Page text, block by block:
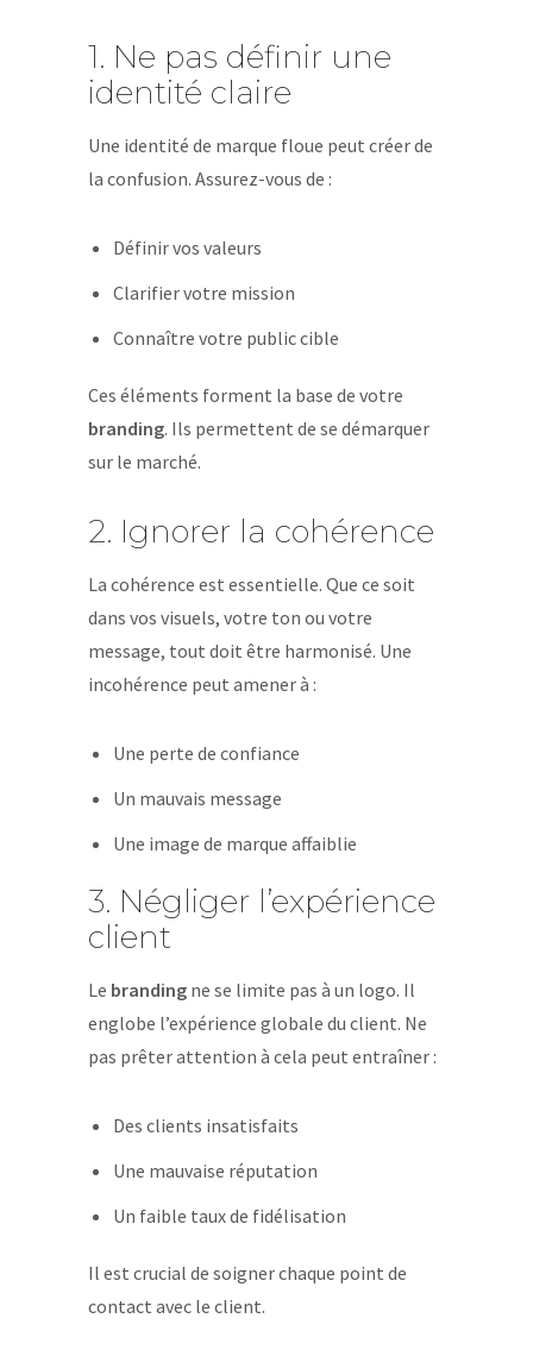
1. Ne pas définir une
identité claire
Une identité de marque floue peut créer de
la confusion. Assurez-vous de :
Définir vos valeurs
Clarifier votre mission
Connaître votre public cible
Ces éléments forment la base de votre
branding. Ils permettent de se démarquer
sur le marché.
2. Ignorer la cohérence
La cohérence est essentielle. Que ce soit
dans vos visuels, votre ton ou votre
message, tout doit être harmonisé. Une
incohérence peut amener à :
Une perte de confiance
Un mauvais message
Une image de marque affaiblie
3. Négliger l’expérience
client
Le branding ne se limite pas à un logo. Il
englobe l’expérience globale du client. Ne
pas prêter attention à cela peut entraîner :
Des clients insatisfaits
Une mauvaise réputation
Un faible taux de fidélisation
Il est crucial de soigner chaque point de
contact avec le client.